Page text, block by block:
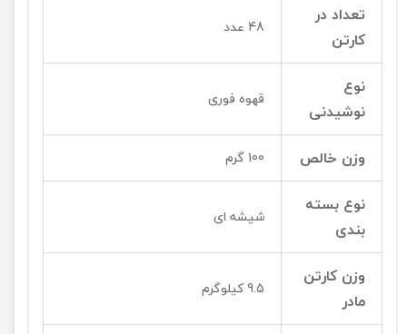
تعداد در
کارتن
48 عدد
نوع
نوشیدنی
قهوه فوری
وزن خالص 100 گرم
نوع بسته
بندی
شیشه ای
وزن کارتن
مادر
9.5 کیلوگرم